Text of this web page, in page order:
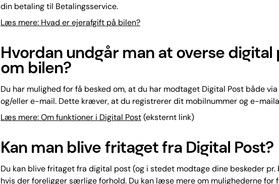
din betaling til Betalingsservice.
Læs mere: Hvad er ejerafgift på bilen?
Hvordan undgår man at overse digital
om bilen?
Du har mulighed for få besked om, at du har modtaget Digital Post både
og/eller e-mail. Dette kræver, at du registrerer dit mobilnummer og e-
Læs mere: Om funktioner i Digital Post(eksternt link)
Kan man blive fritaget fra Digital Post?
Du kan blive fritaget fra digital post (og i stedet modtage dine beskeder pr.
hvis der foreligger særlige forhold. Du kan læse mere om mulighederne for